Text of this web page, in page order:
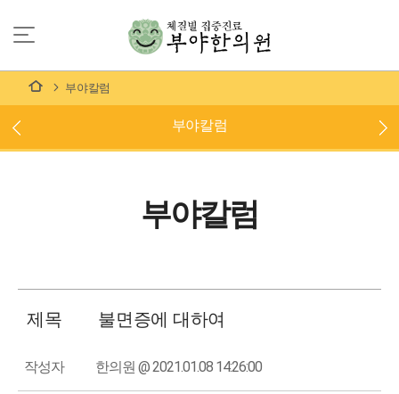
부야칼럼
부야칼럼
부야칼럼
제목 불면증에 대하여
작성자 한의원 @ 2021.01.08 14:26:00